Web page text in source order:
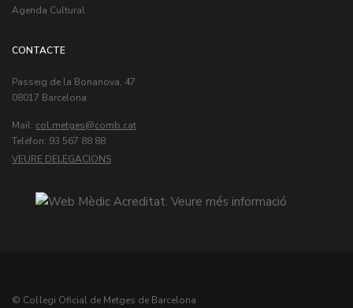
Agenda Cultural
CONTACTE
Passeig de la Bonanova, 47
08017 Barcelona
Mail: col.metges
Teléfon: 93 567 88 88
VEURE DELEGACIONS
© Col·legi Oficial de Metges de Barcelona